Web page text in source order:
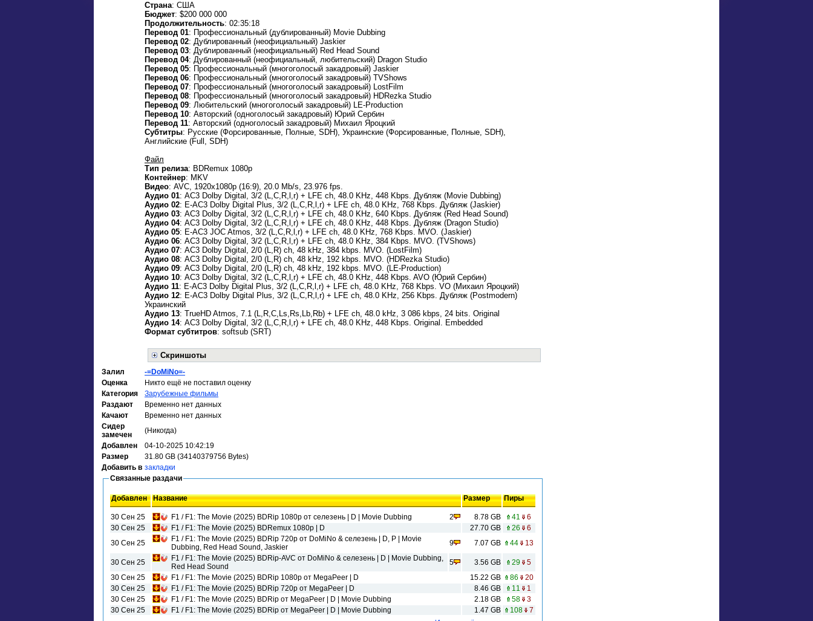
Страна: США
Бюджет: $200 000 000
Продолжительность: 02:35:18
Перевод 01: Профессиональный (дублированный) Movie Dubbing
Перевод 02: Дублированный (неофициальный) Jaskier
Перевод 03: Дублированный (неофициальный) Red Head Sound
Перевод 04: Дублированный (неофициальный, любительский) Dragon Studio
Перевод 05: Профессиональный (многоголосый закадровый) Jaskier
Перевод 06: Профессиональный (многоголосый закадровый) TVShows
Перевод 07: Профессиональный (многоголосый закадровый) LostFilm
Перевод 08: Профессиональный (многоголосый закадровый) HDRezka Studio
Перевод 09: Любительский (многоголосый закадровый) LE-Production
Перевод 10: Авторский (одноголосый закадровый) Юрий Сербин
Перевод 11: Авторский (одноголосый закадровый) Михаил Яроцкий
Субтитры: Русские (Форсированные, Полные, SDH), Украинские (Форсированные, Полные, SDH),
Английские (Full, SDH)
Файл
Тип релиза: BDRemux 1080p
Контейнер: MKV
Видео: AVC, 1920x1080p (16:9), 20.0 Mb/s, 23.976 fps.
Аудио 01: AC3 Dolby Digital, 3/2 (L,C,R,l,r) + LFE ch, 48.0 KHz, 448 Kbps. Дубляж (Movie Dubbing)
Аудио 02: E-AC3 Dolby Digital Plus, 3/2 (L,C,R,l,r) + LFE ch, 48.0 KHz, 768 Kbps. Дубляж (Jaskier)
Аудио 03: AC3 Dolby Digital, 3/2 (L,C,R,l,r) + LFE ch, 48.0 KHz, 640 Kbps. Дубляж (Red Head Sound)
Аудио 04: AC3 Dolby Digital, 3/2 (L,C,R,l,r) + LFE ch, 48.0 KHz, 448 Kbps. Дубляж (Dragon Studio)
Аудио 05: E-AC3 JOC Atmos, 3/2 (L,C,R,l,r) + LFE ch, 48.0 KHz, 768 Kbps. MVO. (Jaskier)
Аудио 06: AC3 Dolby Digital, 3/2 (L,C,R,l,r) + LFE ch, 48.0 KHz, 384 Kbps. MVO. (TVShows)
Аудио 07: AC3 Dolby Digital, 2/0 (L,R) ch, 48 kHz, 384 kbps. MVO. (LostFilm)
Аудио 08: AC3 Dolby Digital, 2/0 (L,R) ch, 48 kHz, 192 kbps. MVO. (HDRezka Studio)
Аудио 09: AC3 Dolby Digital, 2/0 (L,R) ch, 48 kHz, 192 kbps. MVO. (LE-Production)
Аудио 10: AC3 Dolby Digital, 3/2 (L,C,R,l,r) + LFE ch, 48.0 KHz, 448 Kbps. AVO (Юрий Сербин)
Аудио 11: E-AC3 Dolby Digital Plus, 3/2 (L,C,R,l,r) + LFE ch, 48.0 KHz, 768 Kbps. VO (Михаил Яроцкий)
Аудио 12: E-AC3 Dolby Digital Plus, 3/2 (L,C,R,l,r) + LFE ch, 48.0 KHz, 256 Kbps. Дубляж (Postmodern)
Украинский
Аудио 13: TrueHD Atmos, 7.1 (L,R,C,Ls,Rs,Lb,Rb) + LFE ch, 48.0 kHz, 3 086 kbps, 24 bits. Original
Аудио 14: AC3 Dolby Digital, 3/2 (L,C,R,l,r) + LFE ch, 48.0 KHz, 448 Kbps. Original. Embedded
Формат субтитров: softsub (SRT)
Скриншоты
Залил
-=DoMiNo=-
Оценка
Никто ещё не поставил оценку
Категория
Зарубежные фильмы
Раздают
Временно нет данных
Качают
Временно нет данных
Сидер
замечен
(Никогда)
Добавлен
04-10-2025 10:42:19
Размер
31.80 GB (34140379756 Bytes)
Добавить в закладки
Связанные раздачи
Добавлен Название Размер Пиры
30 Сен 25 F1 / F1: The Movie (2025) BDRip 1080p от селезень | D | Movie Dubbing 2 8.78 GB 41
6
30 Сен 25
F1 / F1: The Movie (2025) BDRemux 1080p | D 27.70 GB 26
6
30 Сен 25
F1 / F1: The Movie (2025) BDRip 720p от DoMiNo & селезень | D, P | Movie
Dubbing, Red Head Sound, Jaskier
9 7.07 GB 44 13
30 Сен 25
F1 / F1: The Movie (2025) BDRip-AVC от DoMiNo & селезень | D | Movie Dubbing,
Red Head Sound
5 3.56 GB 29
5
30 Сен 25
F1 / F1: The Movie (2025) BDRip 1080p от MegaPeer | D 15.22 GB 86
20
30 Сен 25
F1 / F1: The Movie (2025) BDRip 720p от MegaPeer | D 8.46 GB 11
1
30 Сен 25
F1 / F1: The Movie (2025) BDRip от MegaPeer | D | Movie Dubbing 2.18 GB 58
3
30 Сен 25
F1 / F1: The Movie (2025) BDRip от MegaPeer | D | Movie Dubbing 1.47 GB 108 7